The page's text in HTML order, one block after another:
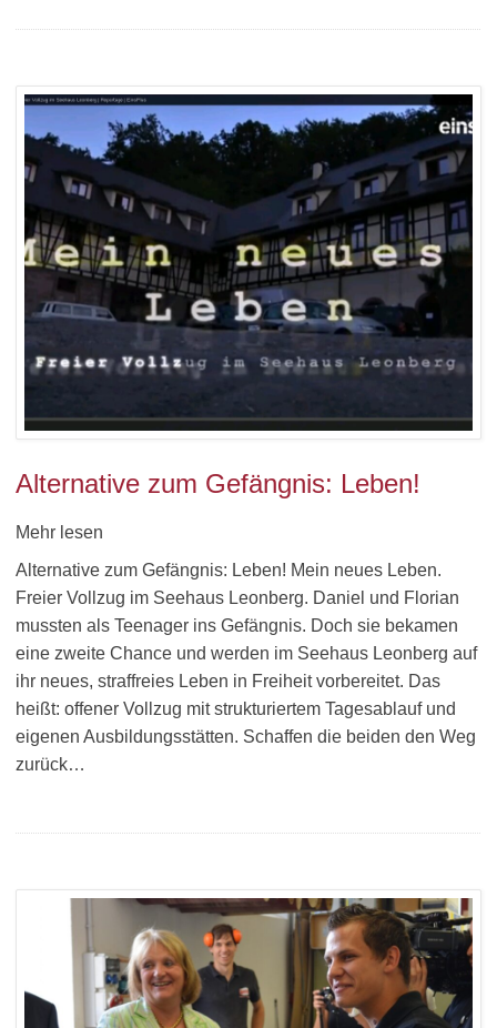
Alternative zum Gefängnis: Leben!
Mehr lesen
Alternative zum Gefängnis: Leben! Mein neues Leben.
Freier Vollzug im Seehaus Leonberg. Daniel und Florian
mussten als Teenager ins Gefängnis. Doch sie bekamen
eine zweite Chance und werden im Seehaus Leonberg auf
ihr neues, straffreies Leben in Freiheit vorbereitet. Das
heißt: offener Vollzug mit strukturiertem Tagesablauf und
eigenen Ausbildungsstätten. Schaffen die beiden den Weg
zurück…